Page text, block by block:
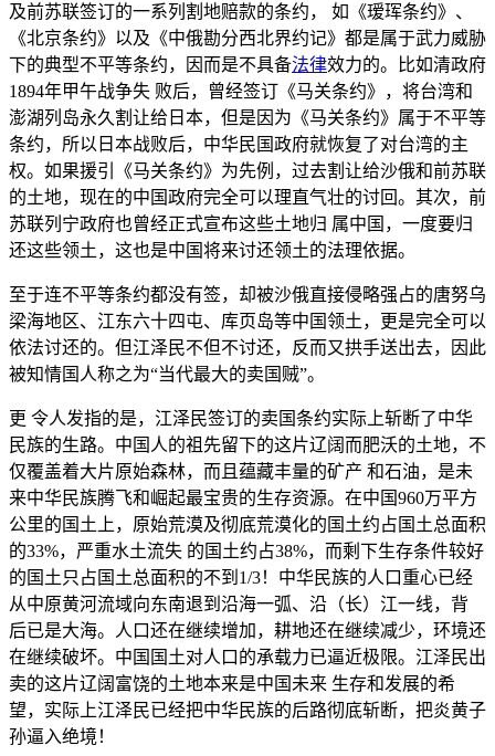
及前苏联签订的一系列割地赔款的条约， 如《瑷珲条约》、
《北京条约》以及《中俄勘分西北界约记》都是属于武力威胁
下的典型不平等条约，因而是不具备法律效力的。比如清政府
1894年甲午战争失 败后，曾经签订《马关条约》，将台湾和
澎湖列岛永久割让给日本，但是因为《马关条约》属于不平等
条约，所以日本战败后，中华民国政府就恢复了对台湾的主
权。如果援引《马关条约》为先例，过去割让给沙俄和前苏联
的土地，现在的中国政府完全可以理直气壮的讨回。其次，前
苏联列宁政府也曾经正式宣布这些土地归 属中国，一度要归
还这些领土，这也是中国将来讨还领土的法理依据。
至于连不平等条约都没有签，却被沙俄直接侵略强占的唐努乌
梁海地区、江东六十四屯、库页岛等中国领土，更是完全可以
依法讨还的。但江泽民不但不讨还，反而又拱手送出去，因此
被知情国人称之为“当代最大的卖国贼”。
更 令人发指的是，江泽民签订的卖国条约实际上斩断了中华
民族的生路。中国人的祖先留下的这片辽阔而肥沃的土地，不
仅覆盖着大片原始森林，而且蕴藏丰量的矿产 和石油，是未
来中华民族腾飞和崛起最宝贵的生存资源。在中国960万平方
公里的国土上，原始荒漠及彻底荒漠化的国土约占国土总面积
的33%，严重水土流失 的国土约占38%，而剩下生存条件较好
的国土只占国土总面积的不到1/3！中华民族的人口重心已经
从中原黄河流域向东南退到沿海一弧、沿（长）江一线，背
后已是大海。人口还在继续增加，耕地还在继续减少，环境还
在继续破坏。中国国土对人口的承载力已逼近极限。江泽民出
卖的这片辽阔富饶的土地本来是中国未来 生存和发展的希
望，实际上江泽民已经把中华民族的后路彻底斩断，把炎黄子
孙逼入绝境！